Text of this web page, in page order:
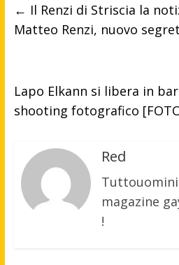
← Il Renzi di Striscia la
Matteo Renzi, nuovo
Lapo Elkann si libera in
shooting fotografico
Red
magazine
!